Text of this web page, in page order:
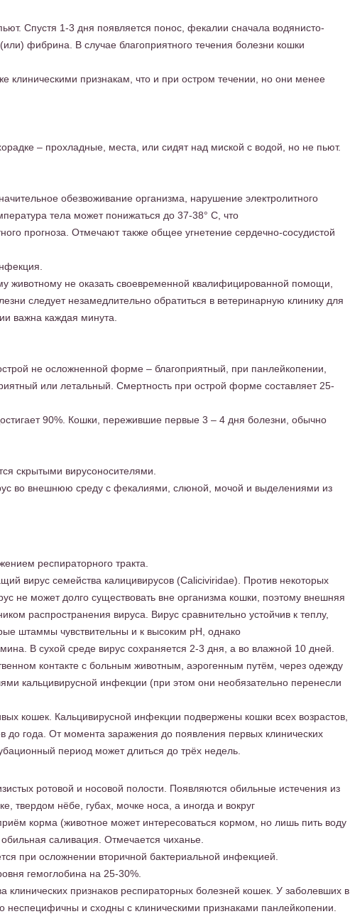
Спустя 1-3 дня появляется понос, фекалии сначала водянисто-
фибрина. В случае благоприятного течения болезни кошки
клиническими признакам, что и при остром течении, но они менее
– прохладные, места, или сидят над миской с водой, но не пьют.
обезвоживание организма, нарушение электролитного
тела может понижаться до 37-38° С, что
прогноза. Отмечают также общее угнетение сердечно-сосудистой
животному не оказать своевременной квалифицированной помощи,
следует незамедлительно обратиться в ветеринарную клинику для
важна каждая минута.
не осложненной форме – благоприятный, при панлейкопении,
или летальный. Смертность при острой форме составляет 25-
90%. Кошки, пережившие первые 3 – 4 дня болезни, обычно
скрытыми вирусоносителями.
во внешнюю среду с фекалиями, слюной, мочой и выделениями из
респираторного тракта.
вирус семейства калицивирусов (Caliciviridae). Против некоторых
не может долго существовать вне организма кошки, поэтому внешняя
распространения вируса. Вирус сравнительно устойчив к теплу,
штаммы чувствительны и к высоким рН, однако
В сухой среде вирус сохраняется 2-3 дня, а во влажной 10 дней.
контакте с больным животным, аэрогенным путём, через одежду
кальцивирусной инфекции (при этом они необязательно перенесли
кошек. Кальцивирусной инфекции подвержены кошки всех возрастов,
до года. От момента заражения до появления первых клинических
период может длиться до трёх недель.
ротовой и носовой полости. Появляются обильные истечения из
твердом нёбе, губах, мочке носа, а иногда и вокруг
корма (животное может интересоваться кормом, но лишь пить воду
саливация. Отмечается чиханье.
при осложнении вторичной бактериальной инфекцией.
гемоглобина на 25-30%.
клинических признаков респираторных болезней кошек. У заболевших в
неспецифичны и сходны с клиническими признаками панлейкопении.